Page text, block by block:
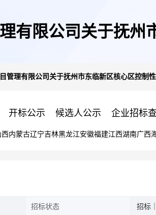
有限公司关于抚州
管理有限公司关于抚州市东临新区核心区控制
开标公示 候选人公示 企业招标
西内蒙古辽宁吉林黑龙江安徽福建江西湖南广西
招标状态 招标